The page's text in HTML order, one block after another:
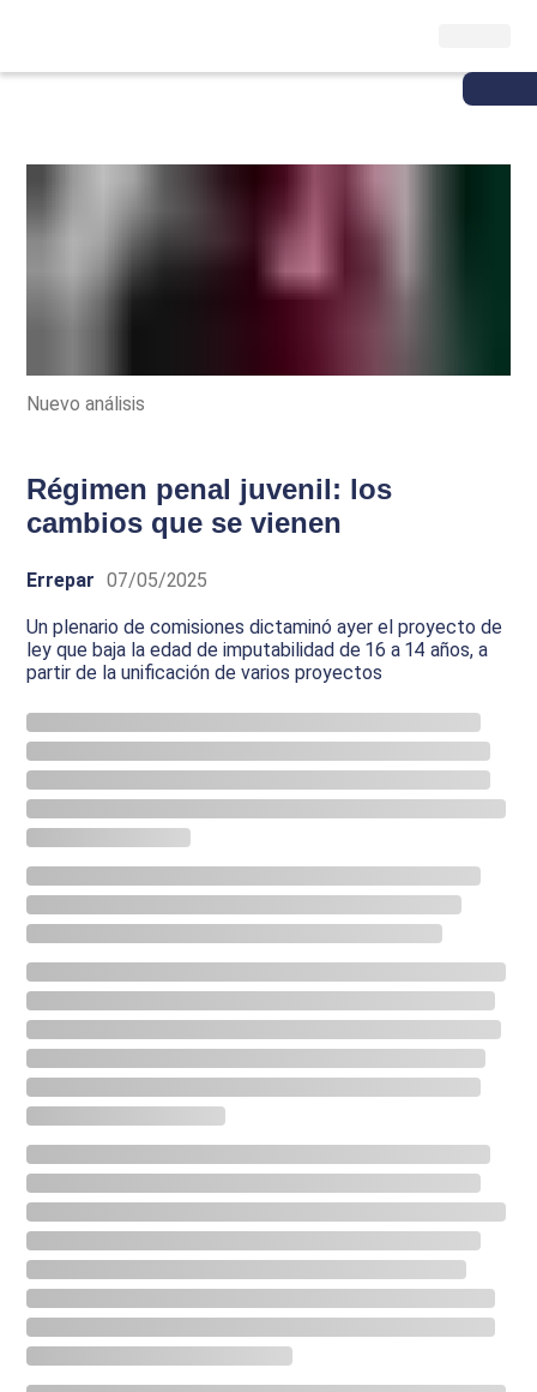
Nuevo análisis
Régimen penal juvenil: los
cambios que se vienen
Errepar 07/05/2025
Un plenario de comisiones dictaminó ayer el proyecto de
ley que baja la edad de imputabilidad de 16 a 14 años, a
partir de la unificación de varios proyectos